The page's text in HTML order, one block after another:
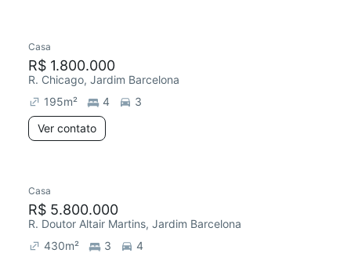
Casa
R$ 1.800.000
R. Chicago, Jardim Barcelona
195m² 4
3
Ver contato
Casa
R$ 5.800.000
R. Doutor Altair Martins, Jardim Barcelona
430m² 3
4